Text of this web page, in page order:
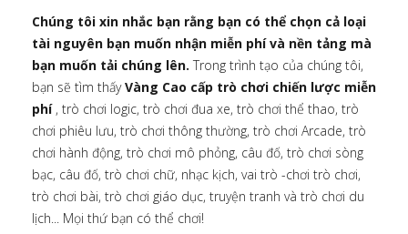
Chúng tôi xin nhắc bạn rằng bạn có thể chọn cả loại
tài nguyên bạn muốn nhận miễn phí và nền tảng mà
bạn muốn tải chúng lên. Trong trình tạo của chúng tôi,
bạn sẽ tìm thấyVàng Cao cấp trò chơi chiến lược miễn
phí, trò chơi logic, trò chơi đua xe, trò chơi thể thao, trò
chơi phiêu lưu, trò chơi thông thường, trò chơi Arcade, trò
chơi hành động, trò chơi mô phỏng, câu đố, trò chơi sòng
bạc, câu đố, trò chơi chữ, nhạc kịch, vai trò -chơi trò chơi,
trò chơi bài, trò chơi giáo dục, truyện tranh và trò chơi du
lịch... Mọi thứ bạn có thể chơi!